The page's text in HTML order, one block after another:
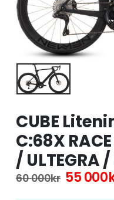
CUBE
C:68X
/ ULTEGRA
60 000kr Det
55 000